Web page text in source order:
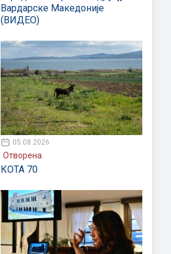
Вардарске Македоније
(ВИДЕО)
05.08.2026
Отворена
КОТА 70